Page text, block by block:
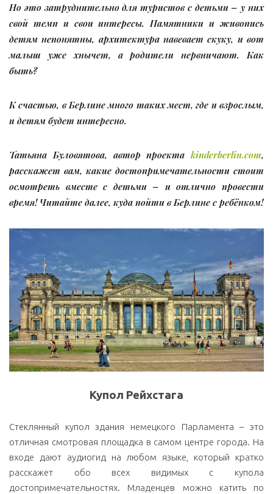
Но это затруднительно для туристов с детьми – у них
свой темп и свои интересы. Памятники и живопись
детям непонятны, архитектура навевает скуку, и вот
малыш уже хнычет, а родители нервничают. Как
быть?
К счастью, в Берлине много таких мест, где и взрослым,
и детям будет интересно.
Татьяна Буловятова, автор проекта kinderberlin.com,
расскажет вам, какие достопримечательности стоит
осмотреть вместе с детьми – и отлично провести
время! Читайте далее, куда пойти в Берлине с ребёнком!
Купол Рейхстага
Стеклянный купол здания немецкого Парламента – это
отличная смотровая площадка в самом центре города. На
входе дают аудиогид на любом языке, который кратко
расскажет обо всех видимых с купола
достопримечательностях. Младенцев можно катить по